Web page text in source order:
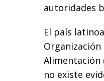
autoridades
El país
Alimentación
no existe